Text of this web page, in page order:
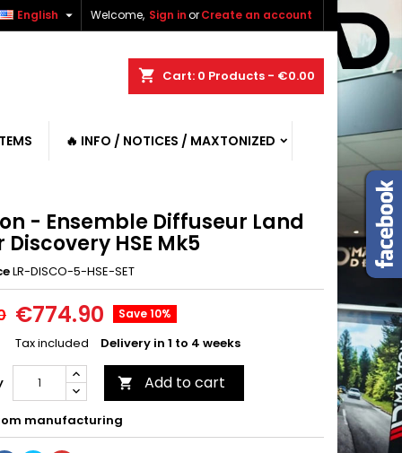
Welcome, Sign inorCreate an account
English 
shopping_cart Cart: 0 Products - €0.00
🔥 INFO / NOTICES / MAXTONIZED
- Ensemble Diffuseur Land
Discovery HSE Mk5
LR-DISCO-5-HSE-SET
€774.90 Save 10%
Tax included Delivery in 1 to 4 weeks
 Add to cart
manufacturing